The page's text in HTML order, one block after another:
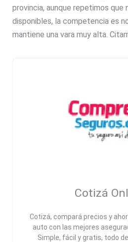
provincia, aunque repetimos que
disponibles, la competencia es
mantiene una vara muy alta.
Cotizá
Cotizá, compará precios y
auto con las mejores
Simple, fácil y gratis, todo